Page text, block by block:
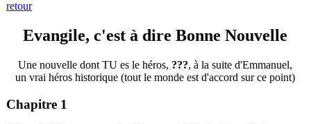
retour
Evangile, c'est à dire Bonne Nouvelle
Une nouvelle dont TU es le héros, ???, à la suite d'Emmanuel,
un vrai héros historique (tout le monde est d'accord sur ce point)
Chapitre 1